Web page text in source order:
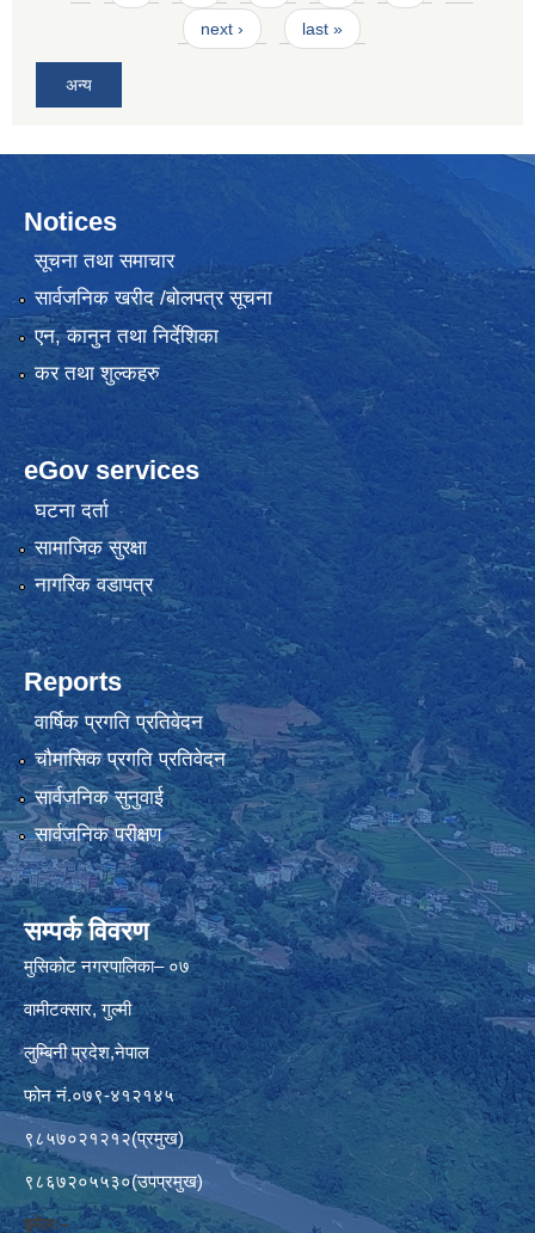
next › last »
अन्य
Notices
सूचना तथा समाचार
सार्वजनिक खरीद /बोलपत्र सूचना
एन, कानुन तथा निर्देशिका
कर तथा शुल्कहरु
eGov services
घटना दर्ता
सामाजिक सुरक्षा
नागरिक वडापत्र
Reports
वार्षिक प्रगति प्रतिवेदन
चौमासिक प्रगति प्रतिवेदन
सार्वजनिक सुनुवाई
सार्वजनिक परीक्षण
सम्पर्क विवरण
मुसिकोट नगरपालिका– ०७
वामीटक्सार, गुल्मी
लुम्बिनी प्रदेश,नेपाल
फोन नं.०७९-४१२१४५
९८५७०२१२१२(प्रमुख)
९८६७२०५५३०(उपप्रमुख)
इमेलः–